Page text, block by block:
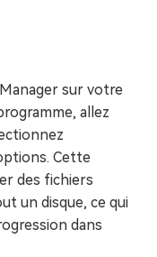
sur votre
allez
Cette
des fichiers
un disque, ce qui
dans